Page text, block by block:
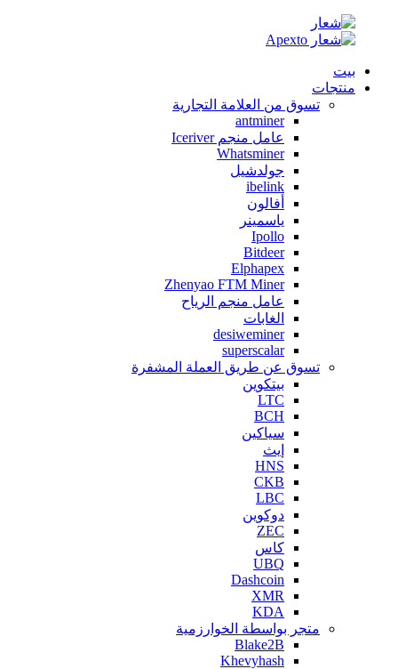
بيت
منتجات
تسوق من العلامة التجارية
antminer
عامل منجم Iceriver
Whatsminer
جولدشيل
ibelink
أفالون
ياسمينر
Ipollo
Bitdeer
Elphapex
Zhenyao FTM Miner
عامل منجم الرياح
الغابات
desiweminer
superscalar
تسوق عن طريق العملة المشفرة
بيتكوين
LTC
BCH
سياكين
إيث
HNS
CKB
LBC
دوكوين
ZEC
كاس
UBQ
Dashcoin
XMR
KDA
متجر بواسطة الخوارزمية
Blake2B
Khevyhash